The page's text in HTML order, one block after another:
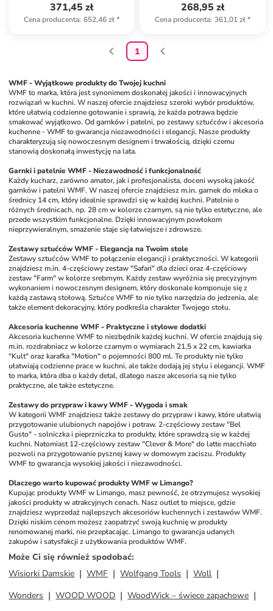
371,45 zł
Cena producenta: 652,46 zł*
268,95 zł
Cena producenta: 361,01 zł*
1
WMF - Wyjątkowe produkty do Twojej kuchni
WMF to marka, która jest synonimem doskonałej jakości i innowacyjnych
rozwiązań w kuchni. W naszej ofercie znajdziesz szeroki wybór produktów,
które ułatwią codzienne gotowanie i sprawią, że każda potrawa będzie
smakować wyjątkowo. Od garnków i patelni, po zestawy sztućców i akcesoria
kuchenne - WMF to gwarancja niezawodności i elegancji. Nasze produkty
charakteryzują się nowoczesnym designem i trwałością, dzięki czemu
stanowią doskonałą inwestycję na lata.
Garnki i patelnie WMF - Niezawodność i funkcjonalność
Każdy kucharz, zarówno amator, jak i profesjonalista, doceni wysoką jakość
garnków i patelni WMF. W naszej ofercie znajdziesz m.in. garnek do mleka o
średnicy 14 cm, który idealnie sprawdzi się w każdej kuchni. Patelnie o
różnych średnicach, np. 28 cm w kolorze czarnym, są nie tylko estetyczne, ale
przede wszystkim funkcjonalne. Dzięki innowacyjnym powłokom
nieprzywieralnym, smażenie staje się łatwiejsze i zdrowsze.
Zestawy sztućców WMF - Elegancja na Twoim stole
Zestawy sztućców WMF to połączenie elegancji i praktyczności. W kategorii
znajdziesz m.in. 4-częściowy zestaw "Safari" dla dzieci oraz 4-częściowy
zestaw "Farm" w kolorze srebrnym. Każdy zestaw wyróżnia się precyzyjnym
wykonaniem i nowoczesnym designem, który doskonale komponuje się z
każdą zastawą stołową. Sztućce WMF to nie tylko narzędzia do jedzenia, ale
także element dekoracyjny, który podkreśla charakter Twojego stołu.
Akcesoria kuchenne WMF - Praktyczne i stylowe dodatki
Akcesoria kuchenne WMF to niezbędnik każdej kuchni. W ofercie znajdują się
m.in. rozdrabniacz w kolorze czarnym o wymiarach 21,5 x 22 cm, kawiarka
"Kult" oraz karafka "Motion" o pojemności 800 ml. Te produkty nie tylko
ułatwiają codzienne prace w kuchni, ale także dodają jej stylu i elegancji. WMF
to marka, która dba o każdy detal, dlatego nasze akcesoria są nie tylko
praktyczne, ale także estetyczne.
Zestawy do przypraw i kawy WMF - Wygoda i smak
W kategorii WMF znajdziesz także zestawy do przypraw i kawy, które ułatwią
przygotowanie ulubionych napojów i potraw. 2-częściowy zestaw "Bel
Gusto" - solniczka i pieprzniczka to produkty, które sprawdzą się w każdej
kuchni. Natomiast 12-częściowy zestaw "Clever & More" do latte macchiato
pozwoli na przygotowanie pysznej kawy w domowym zaciszu. Produkty
WMF to gwarancja wysokiej jakości i niezawodności.
Dlaczego warto kupować produkty WMF w Limango?
Kupując produkty WMF w Limango, masz pewność, że otrzymujesz wysokiej
jakości produkty w atrakcyjnych cenach. Nasz outlet to miejsce, gdzie
znajdziesz wyprzedaż najlepszych akcesoriów kuchennych i zestawów WMF.
Dzięki niskim cenom możesz zaopatrzyć swoją kuchnię w produkty
renomowanej marki, nie przepłacając. Limango to gwarancja udanych
zakupów i satysfakcji z użytkowania produktów WMF.
Może Ci się również spodobać:
Wisiorki Damskie
WMF Wolfgang Tools
Woll
Wonders
WOOD WOOD
WoodWick – świece zapachowe